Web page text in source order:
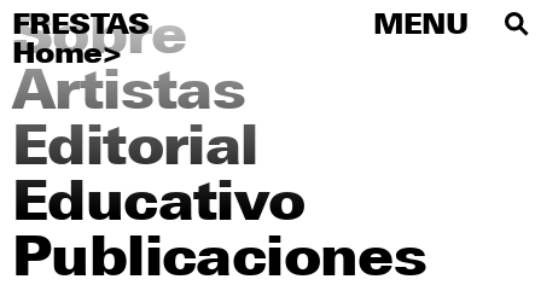
FRESTAS
Home>
MENU
FRESTAS
MENU
Sobre
Artistas
Editorial
Educativo
Sobre
Artistas
Editorial
Educativo
Publicaciones